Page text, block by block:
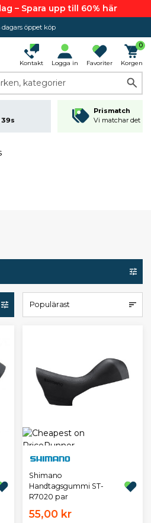
– Spara upp till 60% här
dagars öppet köp
Kontakt Logga in Favoriter
0
Korgen
kategorier
Prismatch
Vi matchar det
Populärast
Shimano
Handtagsgummi ST-
R7020 par
55,00 kr